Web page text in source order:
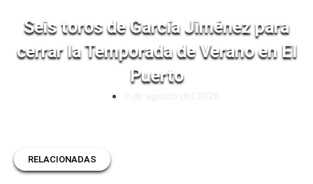
Seis toros de García Jiménez para
cerrar la Temporada de Verano en El
Puerto
RELACIONADAS